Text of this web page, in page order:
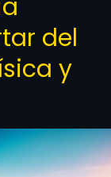
del
y